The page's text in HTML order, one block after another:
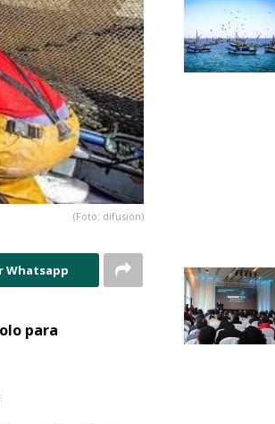
(Foto: difusión)
Whatsapp
para